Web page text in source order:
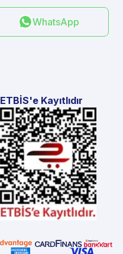
WhatsApp
ETBİS'e Kayıtlıdır